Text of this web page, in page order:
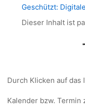
Geschützt:
Dieser Inhalt ist
Durch Klicken auf das
Kalender bzw.